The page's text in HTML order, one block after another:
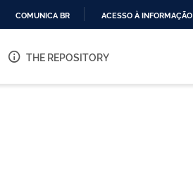
O
COMUNICA BR ACESSO À INFORMAÇÃO
THE REPOSITORY